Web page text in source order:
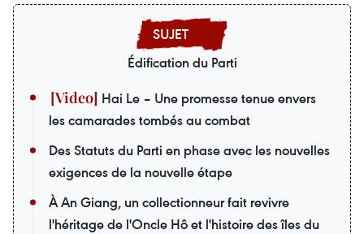
Édification du Parti
Hai Le – Une promesse tenue envers
les camarades tombés au combat
Des Statuts du Parti en phase avec les nouvelles
exigences de la nouvelle étape
À An Giang, un collectionneur fait revivre
l'héritage de l'Oncle Hô et l'histoire des îles du